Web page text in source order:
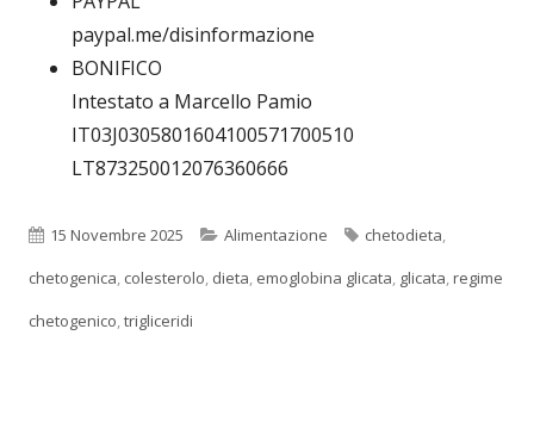
paypal.me/disinformazione
BONIFICO
Intestato a Marcello Pamio
IT03J0305801604100571700510
LT873250012076360666
Pubblicato
15 Novembre 2025 Categorie
Alimentazione Tag
chetodieta,
chetogenica, colesterolo, dieta, emoglobina glicata, glicata,regime
chetogenico,trigliceridi